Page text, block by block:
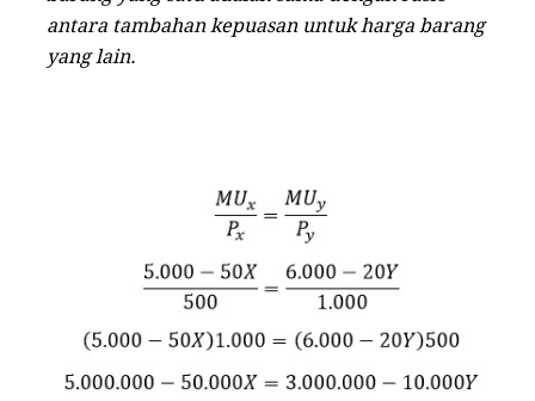
antara tambahan kepuasan untuk harga barang
yang lain.